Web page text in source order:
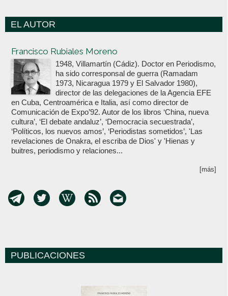
EL AUTOR
Francisco Rubiales Moreno
1948, Villamartín (Cádiz). Doctor en Periodismo,
ha sido corresponsal de guerra (Ramadam
1973, Nicaragua 1979 y El Salvador 1980),
director de las delegaciones de la Agencia EFE
en Cuba, Centroamérica e Italia, así como director de
Comunicación de Expo’92. Autor de los libros ‘China, nueva
cultura’, ‘El debate andaluz’, ‘Democracia secuestrada’,
‘Políticos, los nuevos amos’, ‘Periodistas sometidos’, 'Las
revelaciones de Onakra, el escriba de Dios' y 'Hienas y
buitres, periodismo y relaciones...
[más]
PUBLICACIONES